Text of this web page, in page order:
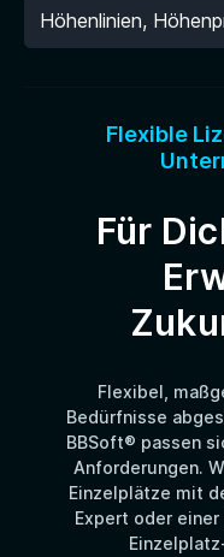
Höhenlinien,
Flexible
Für
Flexibel,
Bedürfnisse
BBSoft® passen
Anforderungen.
Einzelplätze mit
Expert oder